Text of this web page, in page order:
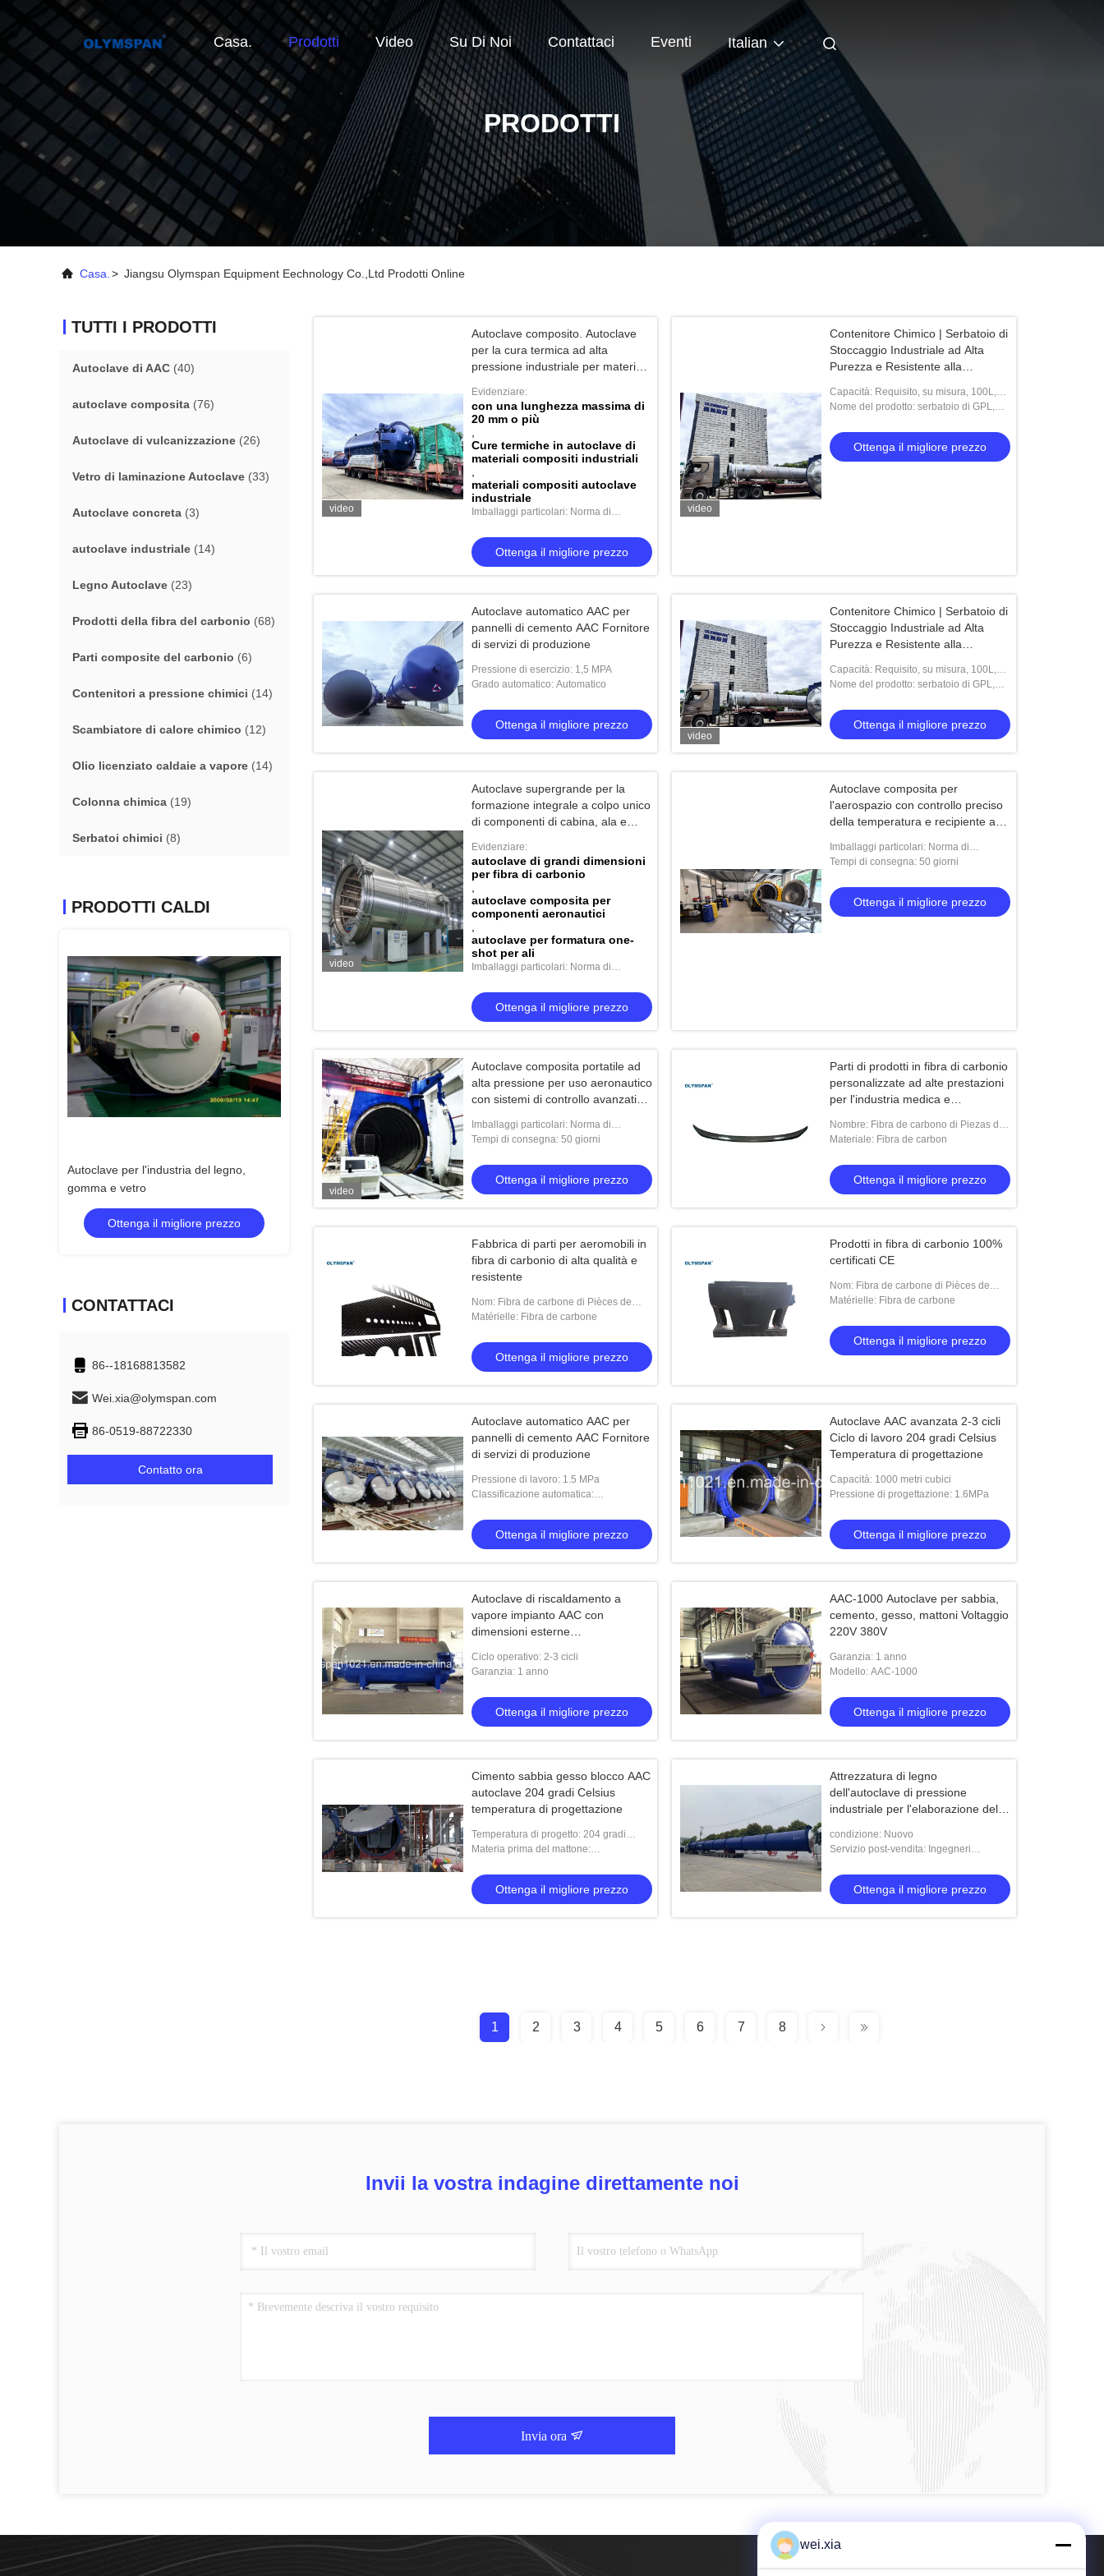
Casa. Prodotti Video Su Di Noi Contattaci Eventi Italian
PRODOTTI
Casa. > Jiangsu Olymspan Equipment Eechnology Co.,Ltd Prodotti Online
TUTTI I PRODOTTI
Autoclave di AAC (40)
autoclave composita (76)
Autoclave di vulcanizzazione (26)
Vetro di laminazione Autoclave (33)
Autoclave concreta (3)
autoclave industriale (14)
Legno Autoclave (23)
Prodotti della fibra del carbonio (68)
Parti composite del carbonio (6)
Contenitori a pressione chimici (14)
Scambiatore di calore chimico (12)
Olio licenziato caldaie a vapore (14)
Colonna chimica (19)
Serbatoi chimici (8)
PRODOTTI CALDI
del legno,
Autoclave di laminazione del vetro per
vetro stratificato
Ottenga il migliore prezzo
Autoclave AAC chimico Serbatoio dell'acqua ad alta pressione Autoclave AAC isolata industriale Legero De Fibra De
CONTATTACI
86--18168813582
Wei.xia@olymspan.com
86-0519-88722330
Contatto ora
video
Autoclave composito. Autoclave
per la cura termica ad alta
pressione industriale per materiali
Evidenziare:
con una lunghezza massima di
20 mm o più
Cure termiche in autoclave di
materiali compositi industriali
materiali compositi autoclave
industriale
Imballaggi particolari: Norma di
Ottenga il migliore prezzo
video
Contenitore Chimico | Serbatoio di
Stoccaggio Industriale ad Alta
Purezza e Resistente alla
Capacità: Requisito, su misura, 100L,
8bar, 50cbm
Nome del prodotto: serbatoio di GPL,
di acciaio inossidabile, serbatoio del pro
Ottenga il migliore prezzo
Autoclave automatico AAC per
pannelli di cemento AAC Fornitore
di servizi di produzione
Pressione di esercizio: 1,5 MPA
Grado automatico: Automatico
Ottenga il migliore prezzo
video
Contenitore Chimico | Serbatoio di
Stoccaggio Industriale ad Alta
Purezza e Resistente alla
Capacità: Requisito, su misura, 100L,
8bar, 50cbm
Nome del prodotto: serbatoio di GPL,
di acciaio inossidabile, serbatoio del pro
Ottenga il migliore prezzo
video
Autoclave supergrande per la
formazione integrale a colpo unico
di componenti di cabina, ala e
grandi fibre di carbonio
Evidenziare:
autoclave di grandi dimensioni
per fibra di carbonio
autoclave composita per
componenti aeronautici
autoclave per formatura one-
shot per ali
Imballaggi particolari: Norma di
Ottenga il migliore prezzo
Autoclave composita per
l'aerospazio con controllo preciso
della temperatura e recipiente ad
stabilità
Imballaggi particolari: Norma di
spedizione
Tempi di consegna: 50 giorni
Ottenga il migliore prezzo
video
Autoclave composita portatile ad
alta pressione per uso aeronautico
con sistemi di controllo avanzati
aerospaziali
Imballaggi particolari: Norma di
spedizione
Tempi di consegna: 50 giorni
Ottenga il migliore prezzo
Parti di prodotti in fibra di carbonio
personalizzate ad alte prestazioni
per l'industria medica e
Nombre: Fibra de carbono di Piezas de
productos de
Materiale: Fibra de carbon
Ottenga il migliore prezzo
Fabbrica di parti per aeromobili in
fibra di carbonio di alta qualità e
resistente
Nom: Fibra de carbone di Pièces de
produits en
Matérielle: Fibra de carbone
Ottenga il migliore prezzo
Prodotti in fibra di carbonio 100%
certificati CE
Nom: Fibra de carbone di Pièces de
produits en
Matérielle: Fibra de carbone
Ottenga il migliore prezzo
Autoclave automatico AAC per
pannelli di cemento AAC Fornitore
di servizi di produzione
Pressione di lavoro: 1.5 MPa
Classificazione automatica:
Ottenga il migliore prezzo
Autoclave AAC avanzata 2-3 cicli
Ciclo di lavoro 204 gradi Celsius
Temperatura di progettazione
Capacità: 1000 metri cubici
Pressione di progettazione: 1.6MPa
Ottenga il migliore prezzo
Autoclave di riscaldamento a
vapore impianto AAC con
dimensioni esterne
Ciclo operativo: 2-3 cicli
Garanzia: 1 anno
Ottenga il migliore prezzo
AAC-1000 Autoclave per sabbia,
cemento, gesso, mattoni Voltaggio
220V 380V
Garanzia: 1 anno
Modello: AAC-1000
Ottenga il migliore prezzo
Cimento sabbia gesso blocco AAC
autoclave 204 gradi Celsius
temperatura di progettazione
Temperatura di progetto: 204 gradi
Celsius
Materia prima del mattone:
Ottenga il migliore prezzo
Attrezzatura di legno
dell'autoclave di pressione
industriale per l'elaborazione del
condizione: Nuovo
Servizio post-vendita: Ingegneri
all'estero
Ottenga il migliore prezzo
1 2 3 4 5 6 7 8
Invii la vostra indagine direttamente noi
Invia ora
wei.xia